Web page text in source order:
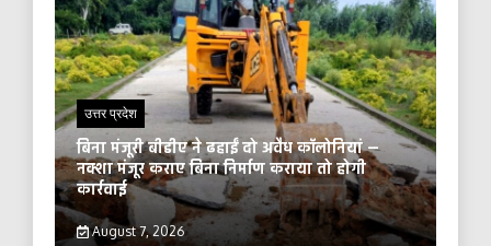
उत्तर प्रदेश
बिना मंजूरी बीडीए ने ढहाईं दो अवैध कॉलोनियां —
नक्शा मंजूर कराए बिना निर्माण कराया तो होगी
कार्रवाई
August 7, 2026